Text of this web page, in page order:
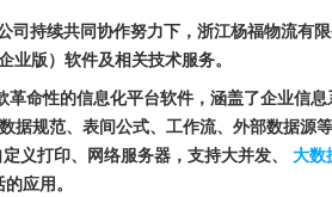
司持续共同协作努力下，浙江杨福物流有
业版）软件及相关技术服务。
命性的信息化平台软件，涵盖了企业信
据规范、表间公式、工作流、外部数据源
义打印、网络服务器，支持大并发、
大数
应用。